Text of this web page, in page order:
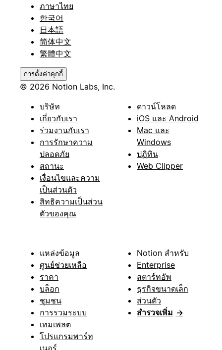
ภาษาไทย
한국어
日本語
简体中文
繁體中文
การตั้งค่าคุกกี้
© 2026 Notion Labs, Inc.
บริษัท
เกี่ยวกับเรา
ร่วมงานกับเรา
การรักษาความ
ปลอดภัย
สถานะ
เงื่อนไขและความ
เป็นส่วนตัว
สิทธิความเป็นส่วน
ตัวของคุณ
ดาวน์โหลด
iOS และ Android
Mac และ
Windows
ปฏิทิน
Web Clipper
แหล่งข้อมูล
ศูนย์ช่วยเหลือ
ราคา
บล็อก
ชุมชน
การรวมระบบ
เทมเพลต
โปรแกรมพาร์ท
เนอร์
Notion สำหรับ
Enterprise
สตาร์ทอัพ
ธุรกิจขนาดเล็ก
ส่วนตัว
สำรวจเพิ่ม →